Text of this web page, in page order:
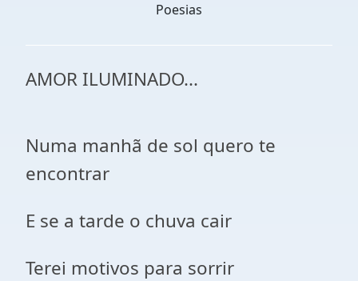
Poesias
AMOR ILUMINADO...
Numa manhã de sol quero te
encontrar
E se a tarde o chuva cair
Terei motivos para sorrir